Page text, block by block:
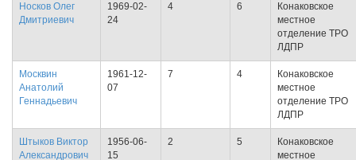
Носков Олег
Дмитриевич
1969-02-
24
4 6
Конаковское
местное
отделение ТРО
ЛДПР
Москвин
Анатолий
Геннадьевич
1961-12-
07
7 4
Конаковское
местное
отделение ТРО
ЛДПР
Штыков Виктор
Александрович
1956-06-
15
2 5
Конаковское
местное